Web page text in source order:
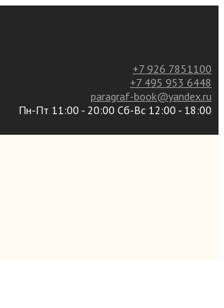
+7 926 7851100
+7 495 953 6448
paragraf-book@yandex.ru
Пн-Пт 11:00 - 20:00 Сб-Вс 12:00 - 18:00